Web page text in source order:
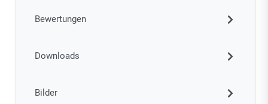
Bewertungen
Downloads
Bilder